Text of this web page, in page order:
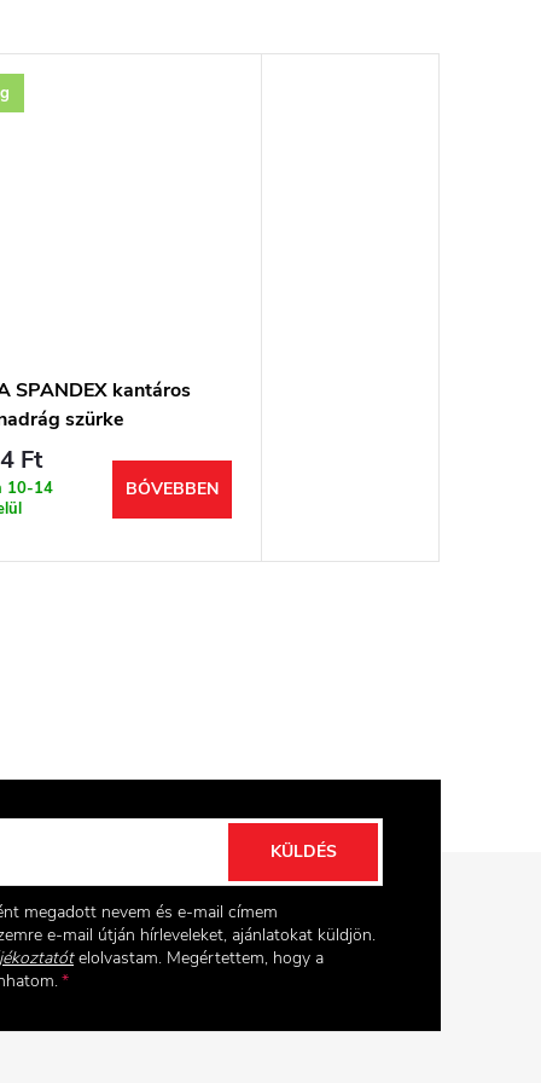
SPANDEX kantáros
szürke
Ft
10-14
BŐVEBBEN
megadott nevem és e-mail címem
e-mail útján hírleveleket, ajánlatokat küldjön.
elolvastam. Megértettem, hogy a
KÜLDÉS